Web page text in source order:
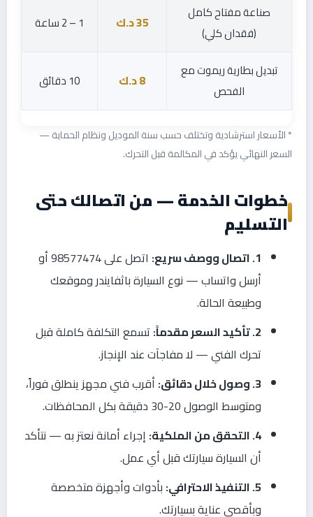
صناعة مفتاح كامل
(فقدان كلي)
35 د.ك 1 – 2 ساعة
تبديل بطارية ريموت مع
الفحص
8 د.ك 10 دقائق
* الأسعار استرشادية وتختلف حسب سنة الموديل ونظام الحماية —
السعر النهائي يؤكد في المكالمة قبل التحرك.
خطوات الخدمة — من اتصالك حتى
التسليم
1. اتصال ووصف سريع:
اتصل على 98577474 أو
أرسل واتساب — نوع السيارة باثفايندر وموقعك
وطبيعة الحالة.
2. تأكيد السعر مقدماً:
تسمع التكلفة كاملة قبل
تحرك الفني — لا مفاجآت عند الإنجاز.
3. وصول خلال دقائق:
أقرب فني مجهز ينطلق فوراً،
ومتوسط الوصول 20-30 دقيقة بكل المحافظات.
4. التحقق من الملكية:
إجراء أمانة نعتز به — نتأكد
أن السيارة سيارتك قبل أي عمل.
5. التنفيذ الاحترافي:
بأدوات وأجهزة متخصصة
وبأقصى عناية بسيارتك.